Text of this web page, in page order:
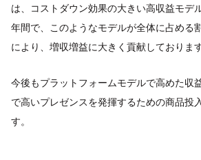
は、コストダウン効果の大きい高収益モデ
年間で、このようなモデルが全体に占める
により、増収増益に大きく貢献しております
今後もプラットフォームモデルで高めた収
で高いプレゼンスを発揮するための商品投
す。